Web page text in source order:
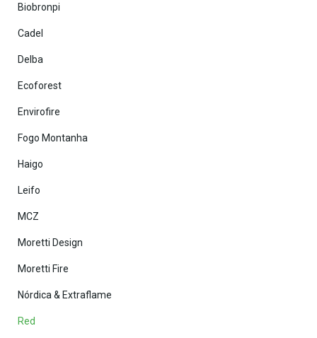
Biobronpi
Cadel
Delba
Ecoforest
Envirofire
Fogo Montanha
Haigo
Leifo
MCZ
Moretti Design
Moretti Fire
Nórdica & Extraflame
Red